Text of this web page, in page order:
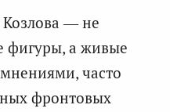
— не
фигуры, а живые
часто
фронтовых